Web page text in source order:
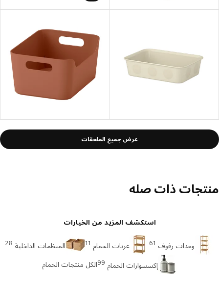
عرض جميع الملحقات
ذات صله
استكشف المزيد من الخيارات
وحدات رفوف 61 عربات الحمام 11 المنظمات الداخلية 28
إكسسوارات الحمام 99 الكل منتجات الحمام